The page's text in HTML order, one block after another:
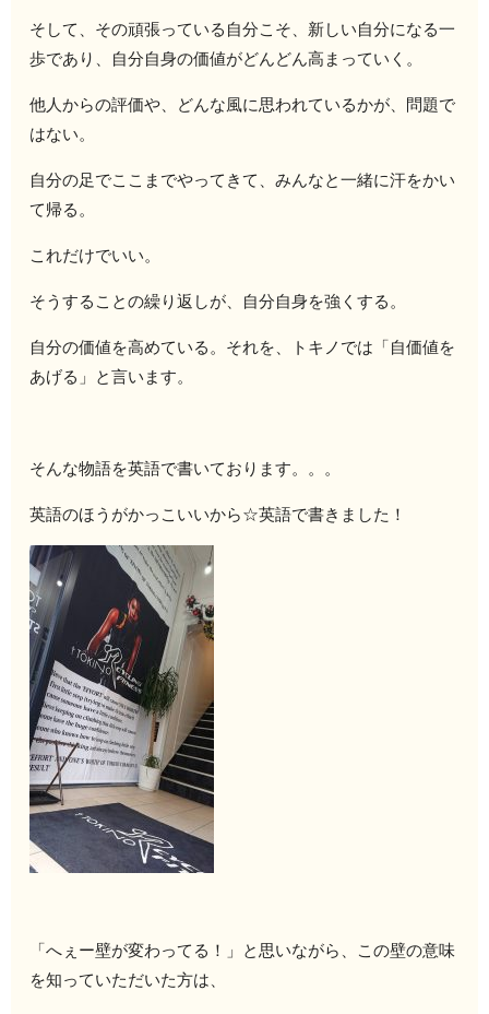
そして、その頑張っている自分こそ、新しい自分になる一
歩であり、自分自身の価値がどんどん高まっていく。
他人からの評価や、どんな風に思われているかが、問題で
はない。
自分の足でここまでやってきて、みんなと一緒に汗をかい
て帰る。
これだけでいい。
そうすることの繰り返しが、自分自身を強くする。
自分の価値を高めている。それを、トキノでは「自価値を
あげる」と言います。
そんな物語を英語で書いております。。。
英語のほうがかっこいいから☆英語で書きました！
「へぇー壁が変わってる！」と思いながら、この壁の意味
を知っていただいた方は、